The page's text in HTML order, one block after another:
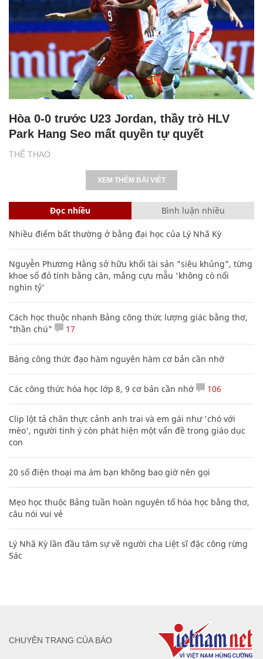
THỂ THAO
Hòa 0-0 trước U23 Jordan, thầy trò HLV
Park Hang Seo mất quyền tự quyết
XEM THÊM BÀI VIẾT
Đọc nhiều Bình luận nhiều
Nhiều điểm bất thường ở bằng đại học của Lý Nhã Kỳ
Nguyễn Phương Hằng sở hữu khối tài sản "siêu khủng", từng
khoe sổ đỏ tính bằng cân, mắng cựu mẫu 'không có nổi
nghìn tỷ'
Cách học thuộc nhanh Bảng công thức lượng giác bằng thơ,
"thần chú"
17
Bảng công thức đạo hàm nguyên hàm cơ bản cần nhớ
Các công thức hóa học lớp 8, 9 cơ bản cần nhớ 106
Clip lột tả chân thực cảnh anh trai và em gái như 'chó với
mèo', người tinh ý còn phát hiện một vấn đề trong giáo dục
con
20 số điện thoại ma ám bạn không bao giờ nên gọi
Mẹo học thuộc Bảng tuần hoàn nguyên tố hóa học bằng thơ,
câu nói vui vẻ
Lý Nhã Kỳ lần đầu tâm sự về người cha Liệt sĩ đặc công rừng
Sác
CHUYÊN TRANG CỦA BÁO